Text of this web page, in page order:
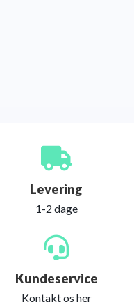
Levering
1-2 dage
Kundeservice
Kontakt os her